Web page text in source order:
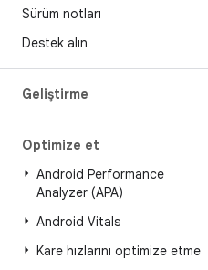
Sürüm notları
Destek alın
Geliştirme
Optimize et
Android Performance
Analyzer (APA)
Android Vitals
Kare hızlarını optimize etme